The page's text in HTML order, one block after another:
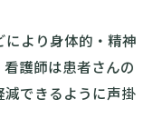
により身体的・精神
護師は患者さんの
できるように声掛